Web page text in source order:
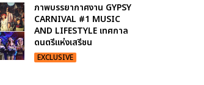
ภาพบรรยากาศงาน GYPSY
CARNIVAL #1 MUSIC
AND LIFESTYLE เทศกาล
ดนตรีแห่งเสรีชน
EXCLUSIVE